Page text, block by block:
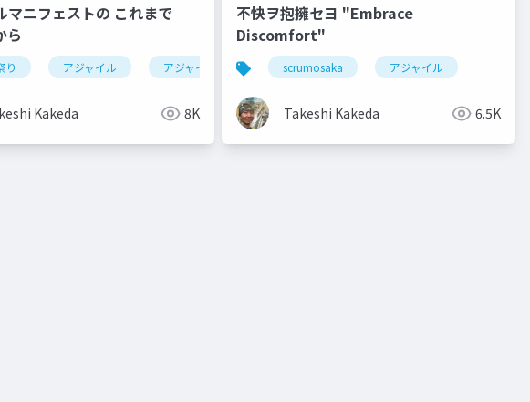
マニフェストの これまで
ら
り アジャイル アジャイル宣言 agile2 xp祭り2023
Kakeda 8K
不快ヲ抱擁セヨ "Embrace
Discomfort"
scrumosaka アジャイル
Takeshi Kakeda 6.5K